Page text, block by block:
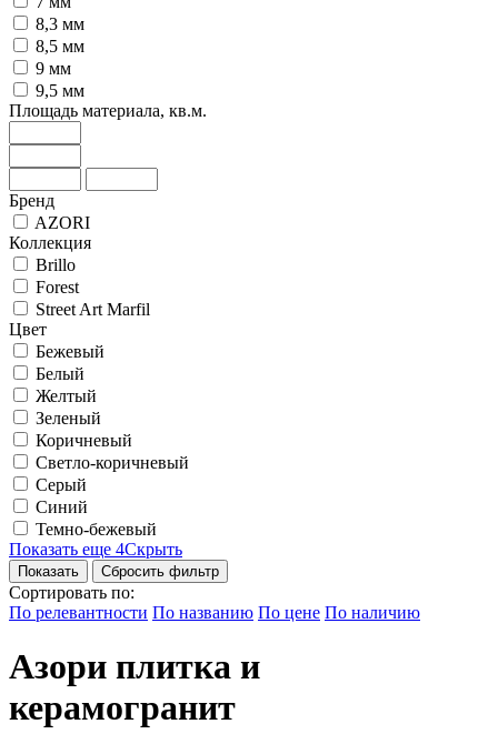
8,3 мм
8,5 мм
9 мм
9,5 мм
Площадь материала, кв.м.
Бренд
AZORI
Коллекция
Brillo
Forest
Street Art Marfil
Цвет
Бежевый
Белый
Желтый
Зеленый
Коричневый
Светло-коричневый
Серый
Синий
Темно-бежевый
Показать еще 4Скрыть
Сбросить фильтр
Сортировать по:
По релевантности По названию По цене По наличию
Азори плитка и
керамогранит